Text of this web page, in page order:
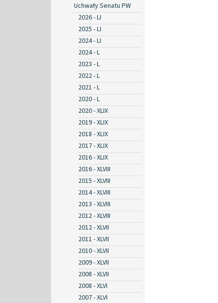
Uchwały Senatu PW
2026 - LI
2025 - LI
2024 - LI
2024 - L
2023 - L
2022 - L
2021 - L
2020 - L
2020 - XLIX
2019 - XLIX
2018 - XLIX
2017 - XLIX
2016 - XLIX
2016 - XLVIII
2015 - XLVIII
2014 - XLVIII
2013 - XLVIII
2012 - XLVIII
2012 - XLVII
2011 - XLVII
2010 - XLVII
2009 - XLVII
2008 - XLVII
2008 - XLVI
2007 - XLVI